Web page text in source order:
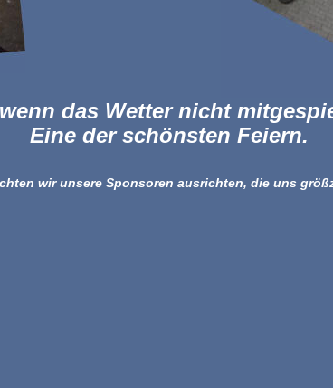
das Wetter nicht
Eine der schönsten Feiern.
wir unsere Sponsoren ausrichten, die uns